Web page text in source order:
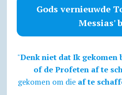
Gods vernieuwde
Messias'
"Denk niet dat Ik gekomen
of de Profeten af te
gekomen om die af te